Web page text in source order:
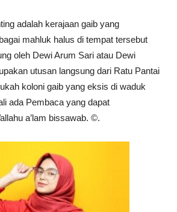
adalah kerajaan gaib yang
mahluk halus di tempat tersebut
oleh Dewi Arum Sari atau Dewi
utusan langsung dari Ratu Pantai
koloni gaib yang eksis di waduk
ada Pembaca yang dapat
a’lam bissawab. ©️.